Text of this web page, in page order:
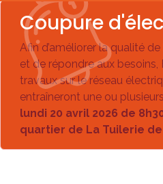
Coupure
Afin d’améliorer la qualité
et de répondre aux besoins,
travaux sur le réseau
entraîneront une ou
lundi 20 avril 2026 de
quartier de La Tuilerie de